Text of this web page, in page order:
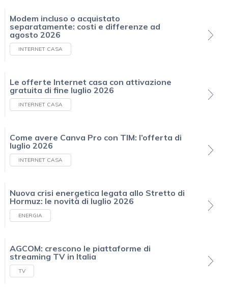
Modem incluso o acquistato
separatamente: costi e differenze ad
agosto 2026
INTERNET CASA
Le offerte Internet casa con attivazione
gratuita di fine luglio 2026
INTERNET CASA
Come avere Canva Pro con TIM: l’offerta di
luglio 2026
INTERNET CASA
Nuova crisi energetica legata allo Stretto di
Hormuz: le novità di luglio 2026
ENERGIA
AGCOM: crescono le piattaforme di
streaming TV in Italia
TV